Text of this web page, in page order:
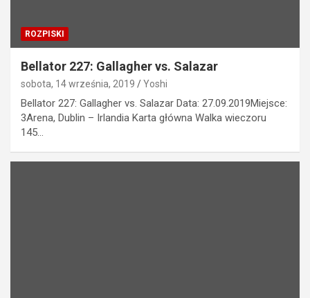
ROZPISKI
Bellator 227: Gallagher vs. Salazar
sobota, 14 września, 2019 Yoshi
Bellator 227: Gallagher vs. Salazar Data: 27.09.2019Miejsce:
3Arena, Dublin – Irlandia Karta główna Walka wieczoru
145…